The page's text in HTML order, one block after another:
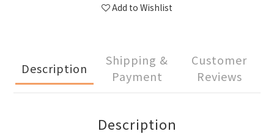
Add to Wishlist
Description
Shipping &
Payment
Customer
Reviews
Description